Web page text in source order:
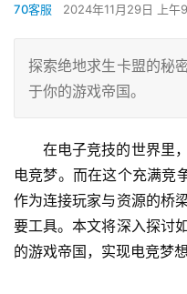
70客服 2024年11月29日 上午
探索绝地求生卡盟的秘
于你的游戏帝国。
在电子竞技的世界里
电竞梦。而在这个充满竞
作为连接玩家与资源的桥
要工具。本文将深入探讨
的游戏帝国，实现电竞梦想